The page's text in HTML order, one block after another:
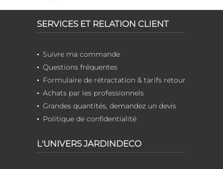
SERVICES ET RELATION CLIENT
Suivre ma commande
Questions fréquentes
Formulaire de rétractation & tarifs retour
Achats par les professionnels
Grandes quantités, demandez un devis
Politique de confidentialité
L'UNIVERS JARDINDECO